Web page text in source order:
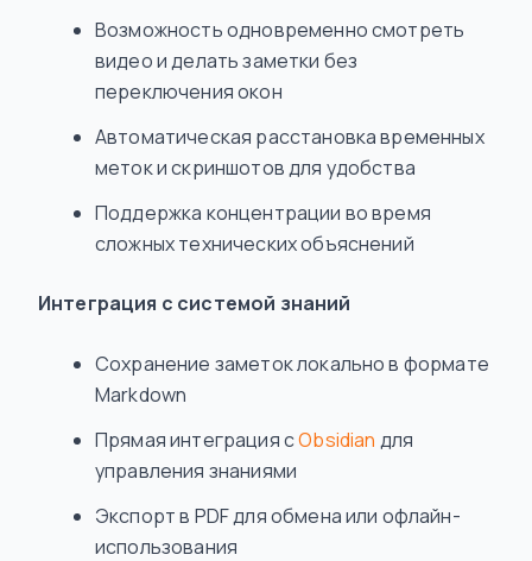
Возможность одновременно смотреть
видео и делать заметки без
переключения окон
Автоматическая расстановка временных
меток и скриншотов для удобства
Поддержка концентрации во время
сложных технических объяснений
Интеграция с системой знаний
Сохранение заметок локально в формате
Markdown
Прямая интеграция сObsidian для
управления знаниями
Экспорт в PDF для обмена или офлайн-
использования